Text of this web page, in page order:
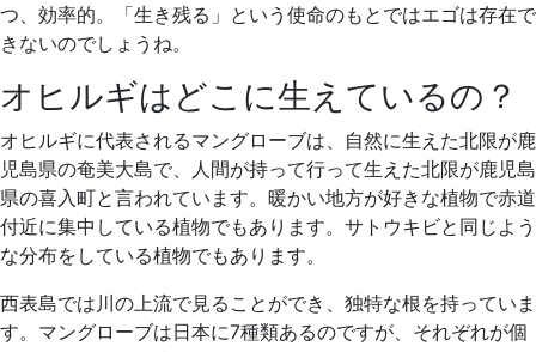
つ、効率的。「生き残る」という使命のもとではエゴは存在で
きないのでしょうね。
オヒルギはどこに生えているの？
オヒルギに代表されるマングローブは、自然に生えた北限が鹿
児島県の奄美大島で、人間が持って行って生えた北限が鹿児島
県の喜入町と言われています。暖かい地方が好きな植物で赤道
付近に集中している植物でもあります。サトウキビと同じよう
な分布をしている植物でもあります。
西表島では川の上流で見ることができ、独特な根を持っていま
す。マングローブは日本に7種類あるのですが、それぞれが個